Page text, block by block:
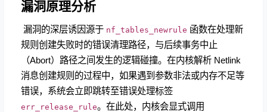
漏洞原理分析
​ 漏洞的深层诱因源于 nf_tables_newrule 函数在处理新
规则创建失败时的错误清理路径，与后续事务中止
（Abort）路径之间发生的逻辑碰撞。在内核解析 Netlink
消息创建规则的过程中，如果遇到参数非法或内存不足等
错误，系统会立即跳转至错误处理标签
err_release_rule。在此处，内核会显式调用